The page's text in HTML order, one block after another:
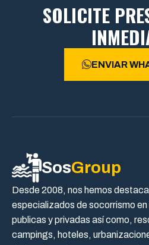
SOLICITE
ENVIAR
SosGroup
Desde 2008, nos hemos
especializados de socorrismo
publicas y privadas así como,
campings, hoteles,